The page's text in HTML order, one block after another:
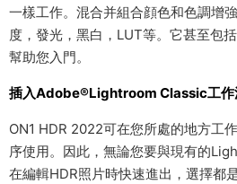
一樣工作。混合并組合顔色和色調增
度，發光，黑白，LUT等。它甚至包
幫助您入門。
插入Adobe®Lightroom Classic工作
ON1 HDR 2022可在您所處的地方工
序使用。因此，無論您要與現有的
在編輯HDR照片時快速進出，選擇都